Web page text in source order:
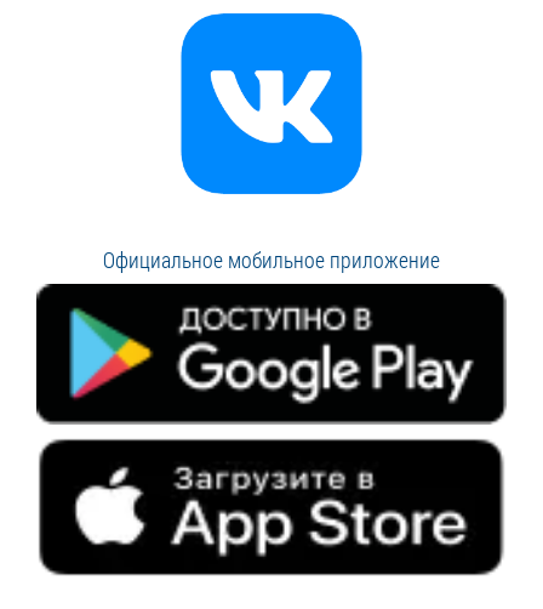
Официальное мобильное приложение